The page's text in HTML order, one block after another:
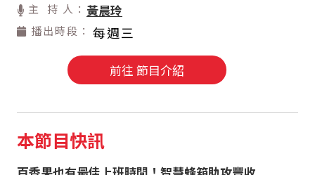
主 持 人： 黃晨玲
播出時段： 每週三
前往 節目介紹
本節目快訊
百香果也有最佳上班時間！智慧蜂箱助攻豐收